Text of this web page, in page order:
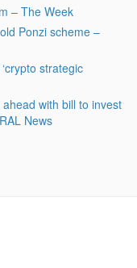
– The Week
Ponzi scheme –
strategic
with bill to invest
News